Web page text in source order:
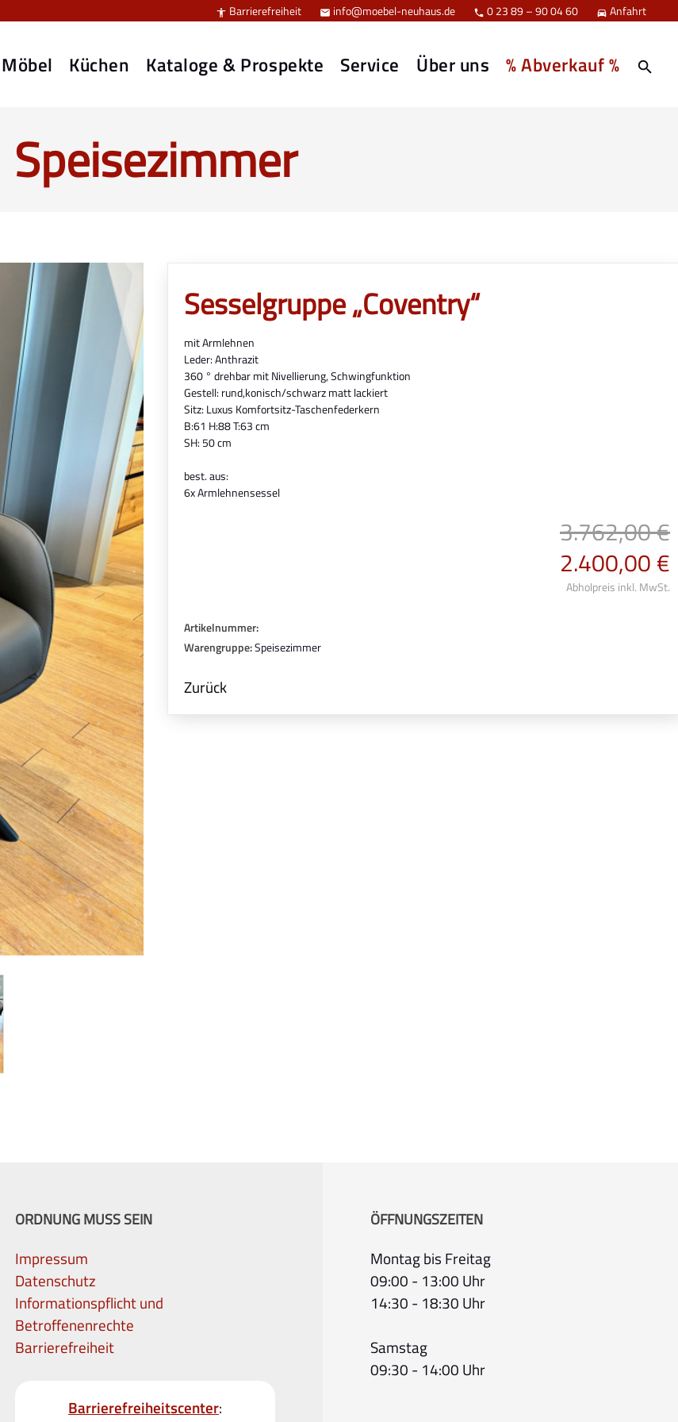
 Barrierefreiheit  info@moebel-neuhaus.de  0 23 89 – 90 04 60  Anfahrt
Möbel Küchen Kataloge & Prospekte Service Über uns % Abverkauf %
Speisezimmer
Sesselgruppe „Coventry“
mit Armlehnen
Leder: Anthrazit
360 ° drehbar mit Nivellierung, Schwingfunktion
Gestell: rund,konisch/schwarz matt lackiert
Sitz: Luxus Komfortsitz-Taschenfederkern
B:61 H:88 T:63 cm
SH: 50 cm
best. aus:
6x Armlehnensessel
3.762,00 €
2.400,00 €
Abholpreis inkl. MwSt.
Artikelnummer:
Warengruppe:Speisezimmer
Zurück
ORDNUNG MUSS SEIN
Impressum
Datenschutz
Informationspflicht und
Betroffenenrechte
Barrierefreiheit
Barrierefreiheitscenter:
ÖFFNUNGSZEITEN
Montag bis Freitag
09:00 - 13:00 Uhr
14:30 - 18:30 Uhr
Samstag
09:30 - 14:00 Uhr